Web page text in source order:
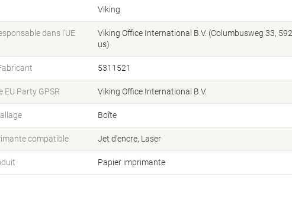
Viking
dans l’UE
Viking Office International B.V. (Columbusweg 33,
us)
5311521
EU Party GPSR Viking Office International B.V.
Boîte
compatible Jet d'encre Laser
Papier imprimante